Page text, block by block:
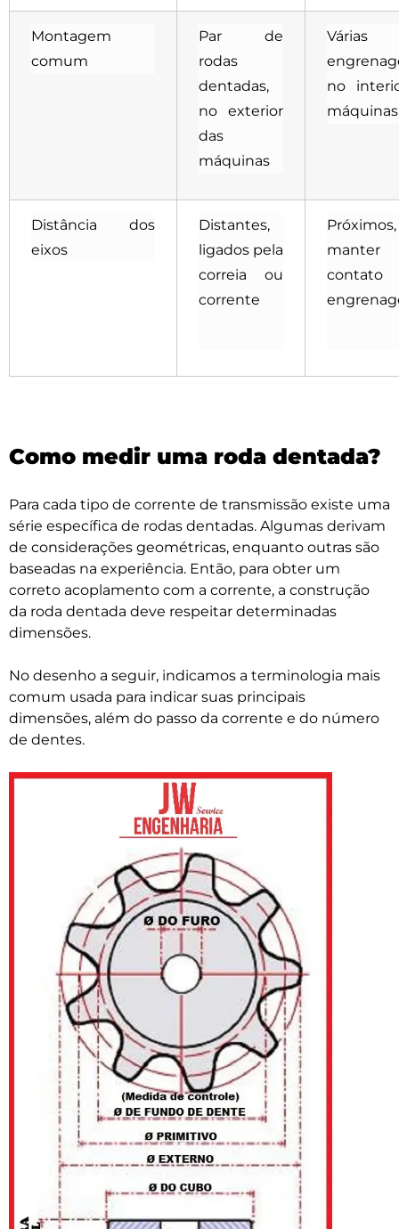
Montagem
comum
Par de
rodas
dentadas,
no exterior
das
máquinas
Várias
no
máquinas
Distância dos
eixos
Distantes,
ligados pela
correia ou
corrente
Como medir uma roda dentada?
Para cada tipo de corrente de transmissão existe uma
série específica de rodas dentadas. Algumas derivam
de considerações geométricas, enquanto outras são
baseadas na experiência. Então, para obter um
correto acoplamento com a corrente, a construção
da roda dentada deve respeitar determinadas
dimensões.
No desenho a seguir, indicamos a terminologia mais
comum usada para indicar suas principais
dimensões, além do passo da corrente e do número
de dentes.